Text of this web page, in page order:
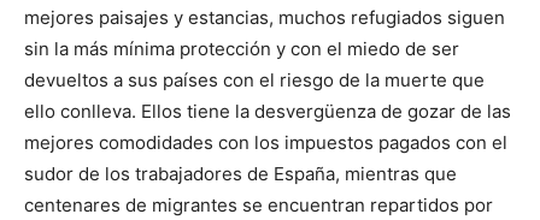
mejores paisajes y estancias, muchos refugiados siguen
sin la más mínima protección y con el miedo de ser
devueltos a sus países con el riesgo de la muerte que
ello conlleva. Ellos tiene la desvergüenza de gozar de las
mejores comodidades con los impuestos pagados con el
sudor de los trabajadores de España, mientras que
centenares de migrantes se encuentran repartidos por